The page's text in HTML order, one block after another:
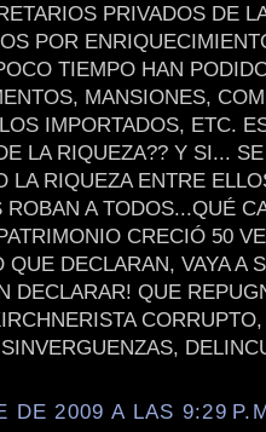
PRIVADOS DE
POR
TIEMPO HAN
MANSIONES,
IMPORTADOS, ETC.
LA RIQUEZA?? Y SI...
LA RIQUEZA ENTRE
ROBAN A TODOS...QUÉ
CRECIÓ 50
DECLARAN, VAYA A
DECLARAR! QUE
DE 2009 A LAS 9:29